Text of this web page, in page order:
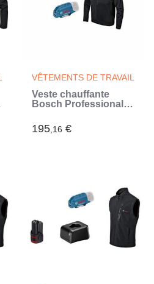
VÊTEMENTS DE TRAVAIL
Veste chauffante
Bosch Professional
S sans batterie -
06188000EP (Noir)
195,16 €